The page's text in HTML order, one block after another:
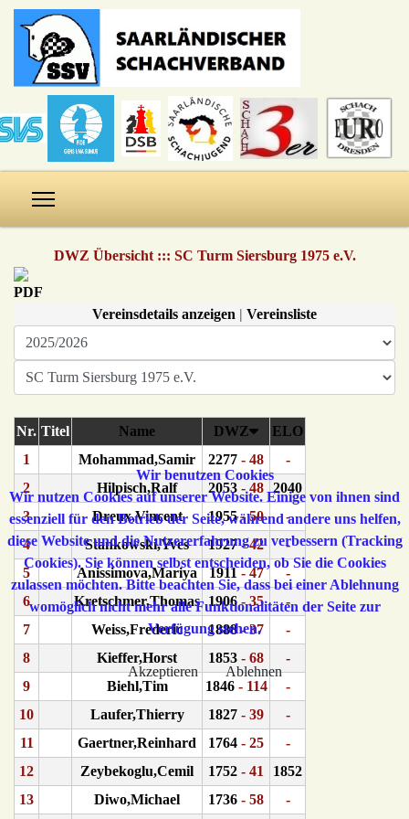
DWZ Übersicht ::: SC Turm Siersburg 1975 e.V.
Vereinsdetails anzeigen | Vereinsliste
Nr. Titel Name DWZ
ELO
1
Mohammad,Samir 2277 - 48
-
2
Hilpisch,Ralf 2053 - 48 2040
3
Dreux,Vincent 1955- 50
-
4
Stankowski,Yves 1927- 42
-
5
Anissimova,Mariya 1911- 47
-
6
Kretschmer,Thomas 1906- 35
-
7
Weiss,Frederic 1888- 37
-
8
Kieffer,Horst 1853 - 68
-
9
Biehl,Tim 1846- 114
-
10
Laufer,Thierry 1827 - 39
-
11
Gaertner,Reinhard 1764 - 25
-
12
Zeybekoglu,Cemil 1752 - 41
1852
13
Diwo,Michael 1736 - 58 -
Wir benutzen Cookies
Wir nutzen Cookies auf unserer Website. Einige von ihnen sind
essenziell für den Betrieb der Seite, während andere uns helfen,
diese Website und die Nutzererfahrung zu verbessern (Tracking
Cookies). Sie können selbst entscheiden, ob Sie die Cookies
zulassen möchten. Bitte beachten Sie, dass bei einer Ablehnung
womöglich nicht mehr alle Funktionalitäten der Seite zur
Verfügung stehen.
Akzeptieren Ablehnen